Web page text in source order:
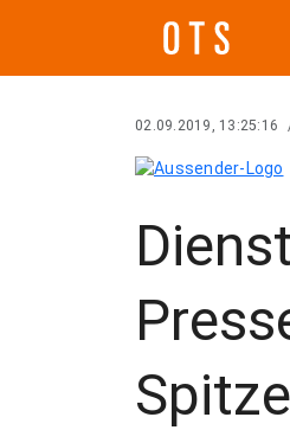
02.09.2019, 13:25:16